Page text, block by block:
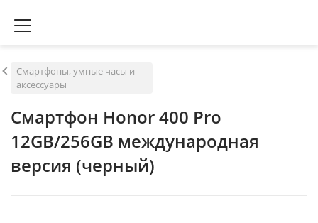
Смартфоны, умные часы и
аксессуары
Смартфон Honor 400 Pro
12GB/256GB международная
версия (черный)